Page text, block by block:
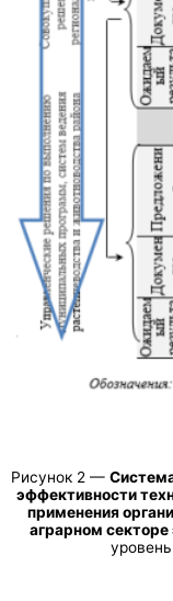
Рисунок 2 —
эффективности
применения
аграрном секторе